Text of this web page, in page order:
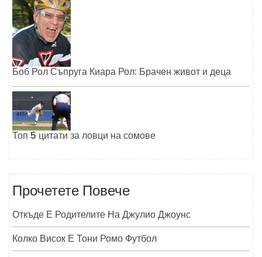
Боб Рол Съпруга Киара Рол: Брачен живот и деца
Топ 5 цитати за ловци на сомове
Прочетете Повече
Откъде Е Родителите На Джулио Джоунс
Колко Висок Е Тони Ромо Футбол